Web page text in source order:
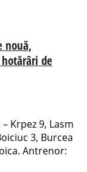
nouă,
de
Krpez 9, Lasm
3, Burcea
Antrenor: